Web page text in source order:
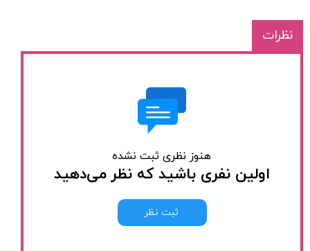
نظرات
هنوز نظری ثبت نشده
اولین نفری باشید که نظر می‌دهید
ثبت نظر